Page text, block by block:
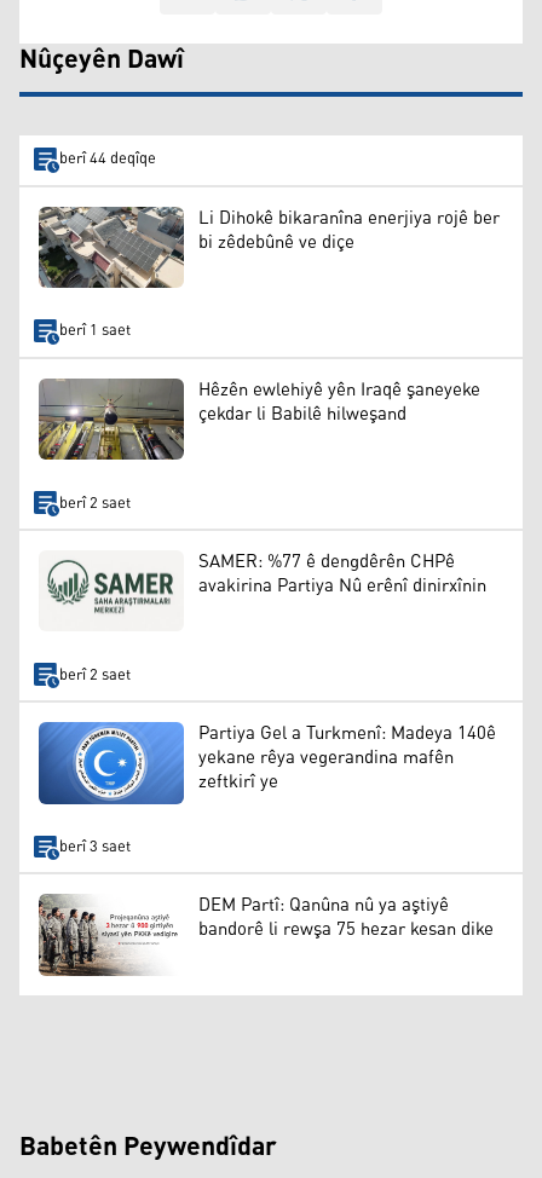
Nûçeyên Dawî
berî 44 deqîqe
Li Dihokê bikaranîna enerjiya rojê ber
bi zêdebûnê ve diçe
berî 1 saet
Hêzên ewlehiyê yên Iraqê şaneyeke
çekdar li Babilê hilweşand
berî 2 saet
SAMER: %77 ê dengdêrên CHPê
avakirina Partiya Nû erênî dinirxînin
berî 2 saet
Partiya Gel a Turkmenî: Madeya 140ê
yekane rêya vegerandina mafên
zeftkirî ye
berî 3 saet
DEM Partî: Qanûna nû ya aştiyê
bandorê li rewşa 75 hezar kesan dike
Babetên Peywendîdar